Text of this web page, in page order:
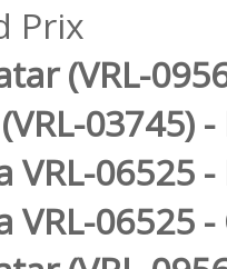
Prix
(VRL-
03745)
VRL-06525
VRL-06525